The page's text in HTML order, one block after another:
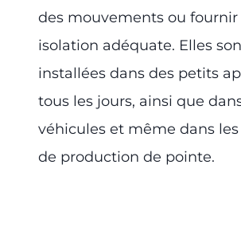
des mouvements ou fournir
isolation adéquate. Elles
installées dans des petits
tous les jours, ainsi que
véhicules et même dans
de production de pointe.